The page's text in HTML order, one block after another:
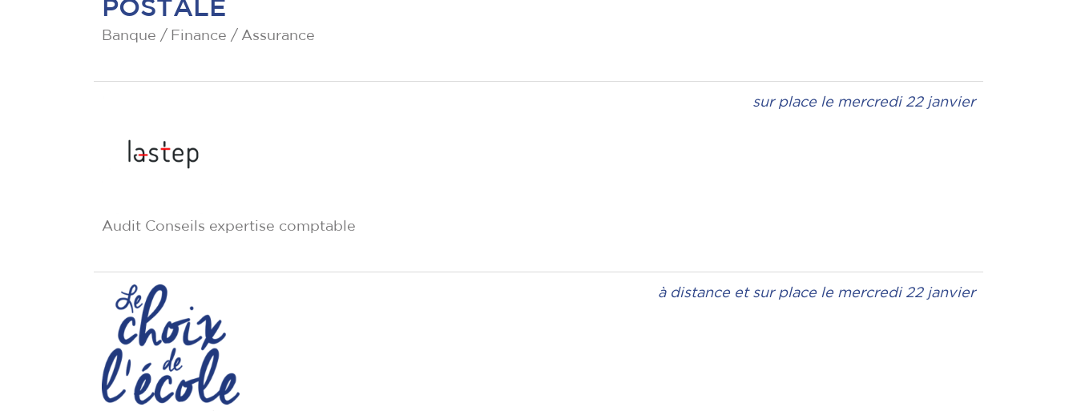
Banque / Finance / Assurance
sur place le mercredi 22 janvier
Audit Conseils expertise comptable
à distance et sur place le mercredi 22 janvier